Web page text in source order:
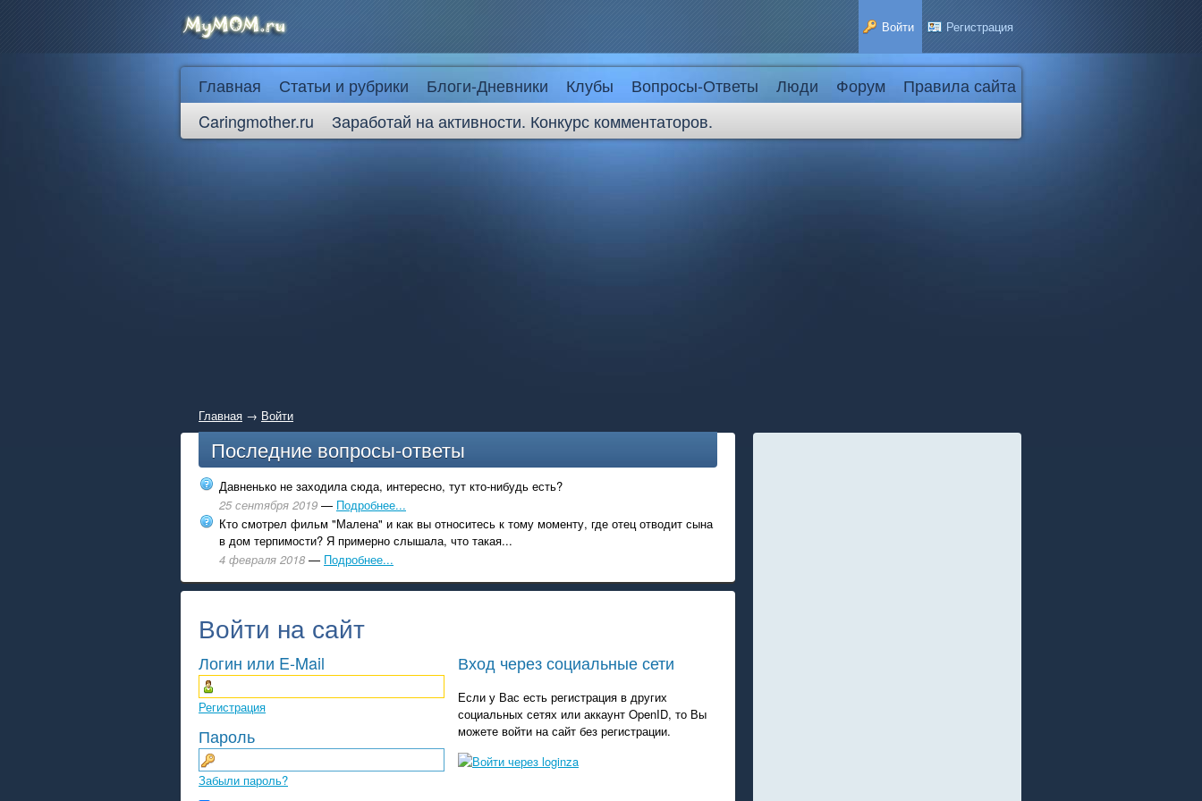
Войти Регистрация
Главная Статьи и рубрики Блоги-Дневники Клубы Вопросы-Ответы Люди Форум
Правила сайта
Caringmother.ru
Заработай на активности. Конкурс комментаторов.
Главная → Войти
Последние вопросы-ответы
Давненько не заходила сюда, интересно, тут кто-нибудь есть?
25 сентября 2019 — Подробнее...
Кто смотрел фильм "Малена" и как вы относитесь к тому моменту, где отец отводит сына
в дом терпимости? Я примерно слышала, что такая...
4 февраля 2018 — Подробнее...
Войти на сайт
Логин или E-Mail
Регистрация
Пароль
Забыли пароль?
Вход через социальные сети
Если у Вас есть регистрация в других
социальных сетях или аккаунт OpenID, то Вы
можете войти на сайт без регистрации.